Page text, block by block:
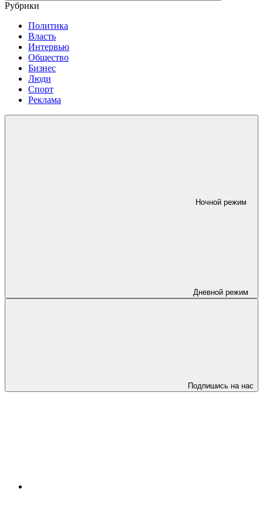
Рубрики
Политика
Власть
Интервью
Общество
Бизнес
Люди
Спорт
Реклама
Ночной режим
Дневной режим
Подпишись на нас